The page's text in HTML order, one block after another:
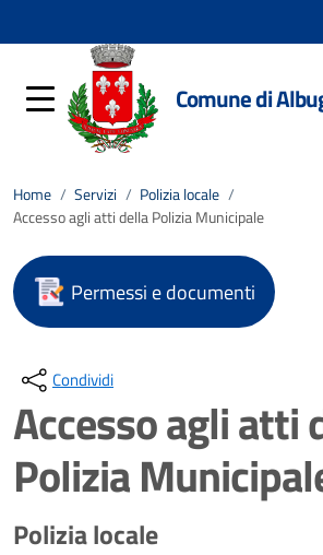
Comune di
Home / Servizi / Polizia locale /
Accesso agli atti della Polizia Municipale
Permessi e documenti
Condividi
Accesso agli atti
Polizia
Polizia locale